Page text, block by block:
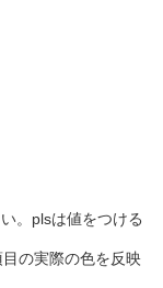
。plsは値をつける
の実際の色を反映